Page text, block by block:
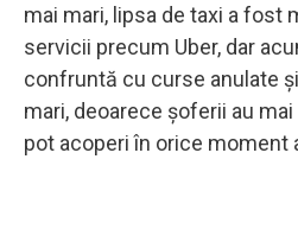
mai mari, lipsa de taxi a fost
servicii precum Uber, dar
confruntă cu curse anulate
mari, deoarece șoferii au
pot acoperi în orice moment